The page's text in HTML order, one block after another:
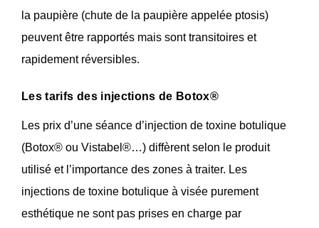
la paupière (chute de la paupière appelée ptosis)
peuvent être rapportés mais sont transitoires et
rapidement réversibles.
Les tarifs des injections de Botox®
Les prix d’une séance d’injection de toxine botulique
(Botox® ou Vistabel®…) diffèrent selon le produit
utilisé et l’importance des zones à traiter. Les
injections de toxine botulique à visée purement
esthétique ne sont pas prises en charge par